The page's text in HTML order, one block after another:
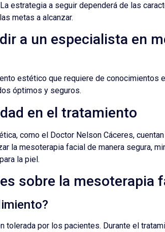
estrategia a seguir dependerá de las
metas a alcanzar.
a un especialista en
estético que requiere de conocimientos
óptimos y seguros.
en el tratamiento
como el Doctor Nelson Cáceres,
la mesoterapia facial de manera segura,
la piel.
sobre la mesoterapia
tolerada por los pacientes. Durante el